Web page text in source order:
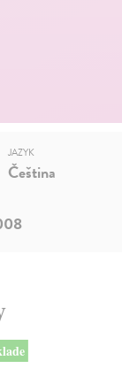
JAZYK
Čeština